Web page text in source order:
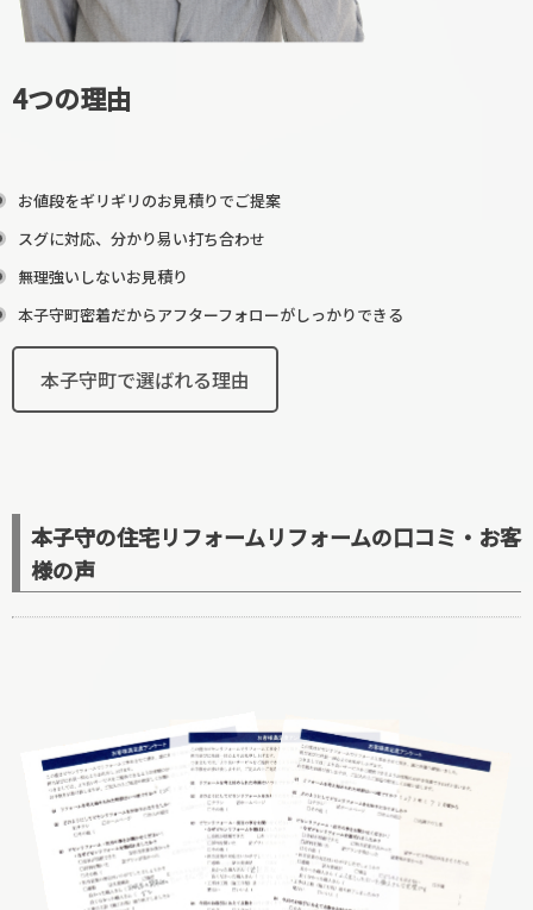
4つの理由
お値段をギリギリのお見積りでご提案
スグに対応、分かり易い打ち合わせ
無理強いしないお見積り
本子守町密着だからアフターフォローがしっかりできる
本子守町で選ばれる理由
本子守の住宅リフォームリフォームの口コミ・お客
様の声